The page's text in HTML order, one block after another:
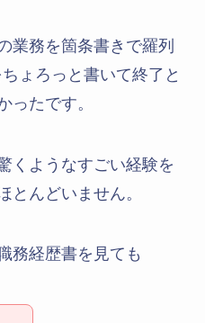
業務を箇条書きで羅列
ょろっと書いて終了と
ったです。
くようなすごい経験を
とんどいません。
務経歴書を見ても